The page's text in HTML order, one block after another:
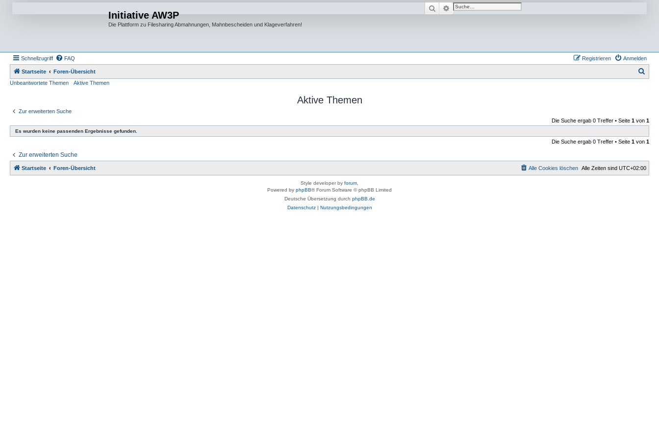
Initiative AW3P
Die Plattform zu Filesharing Abmahnungen, Mahnbescheiden und Klageverfahren!
SucheErweiterte Suche
Schnellzugriff FAQ Anmelden
Registrieren
Startseite Foren-Übersicht
e
Unbeantwortete Themen Aktive Themen
Aktive Themen
Zur erweiterten Suche
Die Suche ergab 0 Treffer • Seite 1 von 1
Es wurden keine passenden Ergebnisse gefunden.
Die Suche ergab 0 Treffer • Seite 1 von 1
Zur erweiterten Suche
Startseite Foren-Übersicht Alle Zeiten sind UTC+02:00
Alle Cookies löschen
Style developer by forum
Powered by phpBB® Forum Software © phpBB Limited
Deutsche Übersetzung durch phpBB.de
Datenschutz| Nutzungsbedingungen